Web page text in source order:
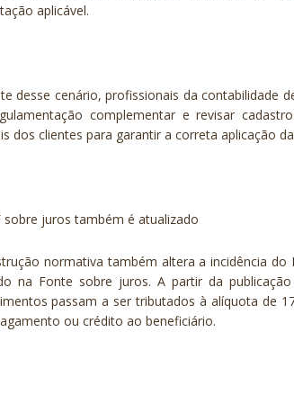
aplicável.
desse cenário, profissionais da contabilidade
complementar e revisar
dos clientes para garantir a correta aplicação
sobre juros também é atualizado
normativa também altera a incidência do
na Fonte sobre juros. A partir da
passam a ser tributados à alíquota de
ou crédito ao beneficiário.